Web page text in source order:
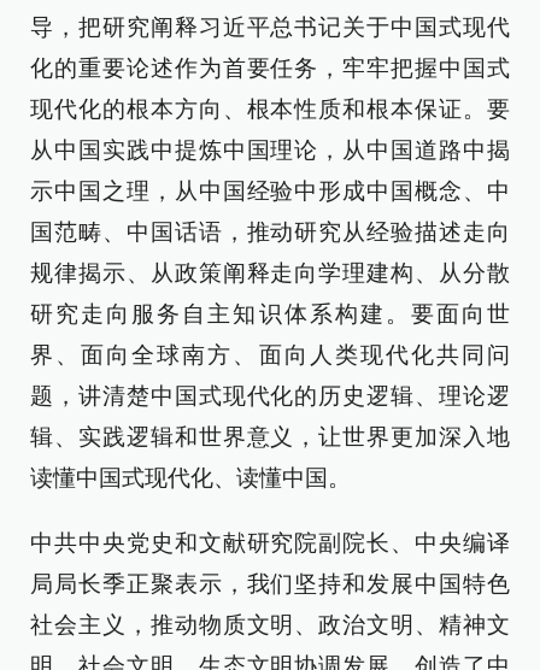
导，把研究阐释习近平总书记关于中国式现代
化的重要论述作为首要任务，牢牢把握中国式
现代化的根本方向、根本性质和根本保证。要
从中国实践中提炼中国理论，从中国道路中揭
示中国之理，从中国经验中形成中国概念、中
国范畴、中国话语，推动研究从经验描述走向
规律揭示、从政策阐释走向学理建构、从分散
研究走向服务自主知识体系构建。要面向世
界、面向全球南方、面向人类现代化共同问
题，讲清楚中国式现代化的历史逻辑、理论逻
辑、实践逻辑和世界意义，让世界更加深入地
读懂中国式现代化、读懂中国。
中共中央党史和文献研究院副院长、中央编译
局局长季正聚表示，我们坚持和发展中国特色
社会主义，推动物质文明、政治文明、精神文